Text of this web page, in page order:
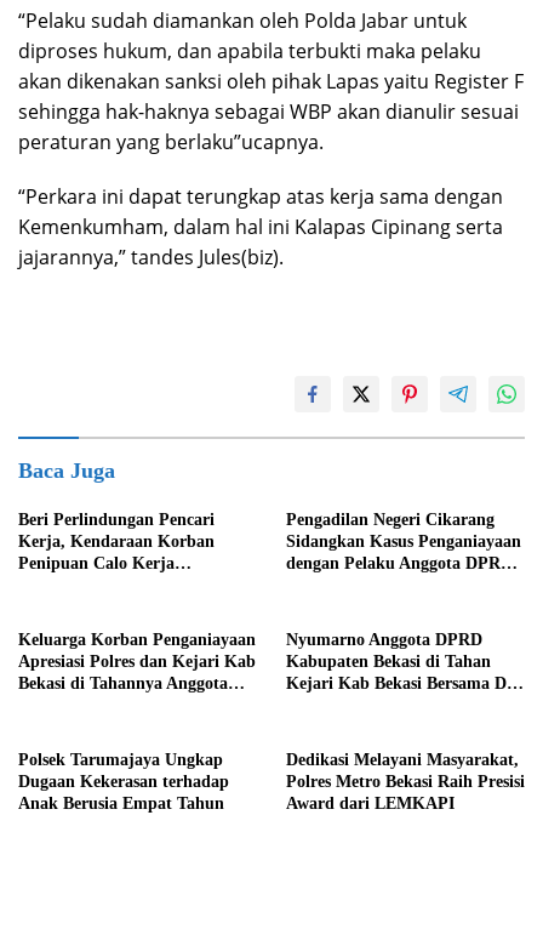
“Pelaku sudah diamankan oleh Polda Jabar untuk
diproses hukum, dan apabila terbukti maka pelaku
akan dikenakan sanksi oleh pihak Lapas yaitu Register F
sehingga hak-haknya sebagai WBP akan dianulir sesuai
peraturan yang berlaku”ucapnya.
“Perkara ini dapat terungkap atas kerja sama dengan
Kemenkumham, dalam hal ini Kalapas Cipinang serta
jajarannya,” tandes Jules(biz).
Baca Juga
Beri Perlindungan Pencari
Kerja, Kendaraan Korban
Penipuan Calo Kerja
Pengadilan Negeri Cikarang
Sidangkan Kasus Penganiayaan
dengan Pelaku Anggota DPRD
Keluarga Korban Penganiayaan
Apresiasi Polres dan Kejari Kab
Bekasi di Tahannya Anggota
Nyumarno Anggota DPRD
Kabupaten Bekasi di Tahan
Kejari Kab Bekasi Bersama Dua
Polsek Tarumajaya Ungkap
Dugaan Kekerasan terhadap
Anak Berusia Empat Tahun
Dedikasi Melayani Masyarakat,
Polres Metro Bekasi Raih Presisi
Award dari LEMKAPI